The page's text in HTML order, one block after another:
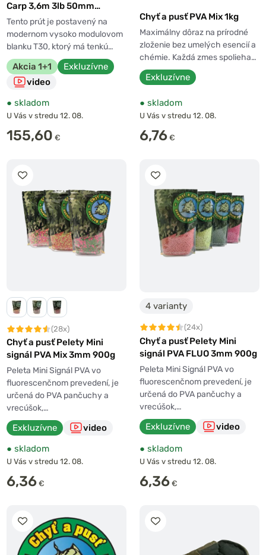
Carp 3,6m 3lb 50mm
dvojdielny 1+1 ZADARMO!
Tento prút je postavený na
modernom vysoko modulovom
blanku T30, ktorý má tenkú…
Akcia 1+1
Exkluzívne
video
● skladom
U Vás v stredu 12. 08.
155,60 €
Chyť a pusť PVA Mix 1kg
Maximálny dôraz na prírodné
zloženie bez umelých esencií a
chémie. Každá zmes spolieha…
Exkluzívne
● skladom
U Vás v stredu 12. 08.
6,76 €
(28x)
Chyť a pusť Pelety Mini
signál PVA Mix 3mm 900g
Peleta Mini Signál PVA vo
fluorescenčnom prevedení, je
určená do PVA pančuchy a
vrecúšok,…
Exkluzívne
video
● skladom
U Vás v stredu 12. 08.
6,36 €
4 varianty
(24x)
Chyť a pusť Pelety Mini
signál PVA FLUO 3mm 900g
Peleta Mini Signál PVA vo
fluorescenčnom prevedení, je
určená do PVA pančuchy a
vrecúšok,…
Exkluzívne video
● skladom
U Vás v stredu 12. 08.
6,36 €